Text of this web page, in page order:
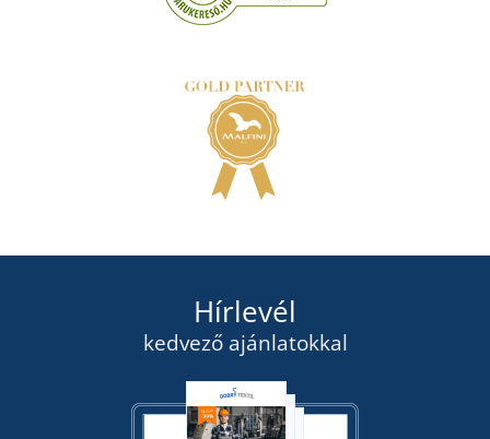
Hírlevél
kedvező ajánlatokkal